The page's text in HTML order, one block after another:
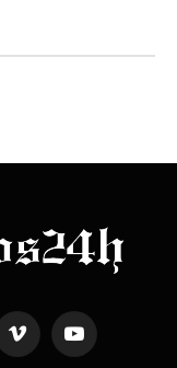
Vimeo YouTube